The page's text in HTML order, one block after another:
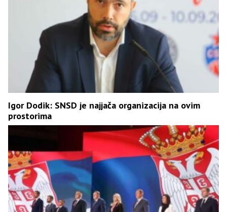
Igor Dodik: SNSD je najjača organizacija na ovim
prostorima